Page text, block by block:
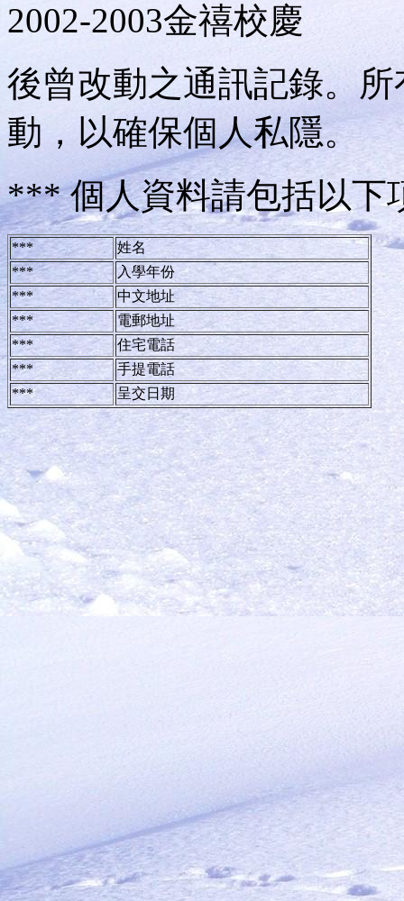
2002-2003金禧校慶
後曾改動之通訊記錄。
動，以確保個人私隱。
*** 個人資料請包括以下
***
姓名
***
入學年份
***
中文地址
***
電郵地址
***
住宅電話
***
手提電話
***
呈交日期